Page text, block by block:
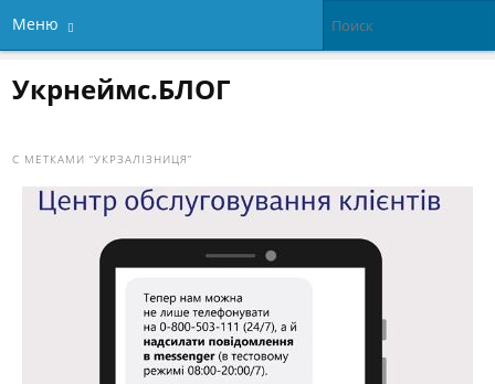
Меню
Укрнеймс.БЛОГ
С МЕТКАМИ“УКРЗАЛІЗНИЦЯ”